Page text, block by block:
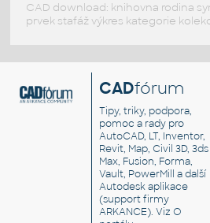
CAD download: knihovna rodina
prvek stafáž výkres kategorie
CADfórum
Tipy, triky, podpora,
pomoc a rady pro
AutoCAD, LT, Inventor,
Revit, Map, Civil 3D, 3ds
Max, Fusion, Forma,
Vault, PowerMill a další
Autodesk aplikace
(support firmy
ARKANCE). VizO